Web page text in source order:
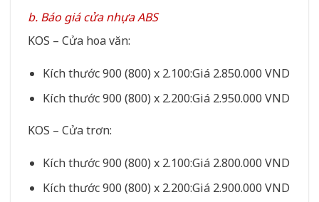
b. Báo giá cửa nhựa ABS
KOS – Cửa hoa văn:
Kích thước 900 (800) x 2.100:Giá 2.850.000 VND
Kích thước 900 (800) x 2.200:Giá 2.950.000 VND
KOS – Cửa trơn:
Kích thước 900 (800) x 2.100:Giá 2.800.000 VND
Kích thước 900 (800) x 2.200:Giá 2.900.000 VND